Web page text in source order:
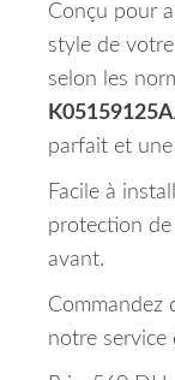
Conçu pour
style de
selon les
parfait et
Facile à
protection
avant.
Commandez
notre service